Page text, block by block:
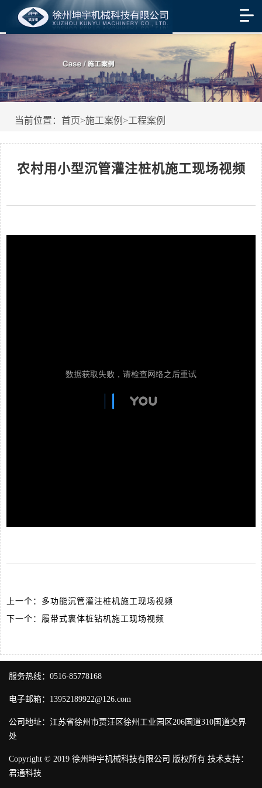
当前位置： 首页>施工案例 >工程案例
农村用小型沉管灌注桩机施工现场视频
上一个： 多功能沉管灌注桩机施工现场视频
下一个： 履带式裹体桩钻机施工现场视频
服务热线：0516-85778168
电子邮箱：13952189922@126.com
公司地址：江苏省徐州市贾汪区徐州工业园区206国道310国道交界
处
Copyright © 2019 徐州坤宇机械科技有限公司 版权所有 技术支持：
君通科技